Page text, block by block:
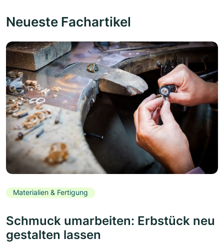
Neueste Fachartikel
Materialien & Fertigung
Schmuck umarbeiten: Erbstück neu
gestalten lassen